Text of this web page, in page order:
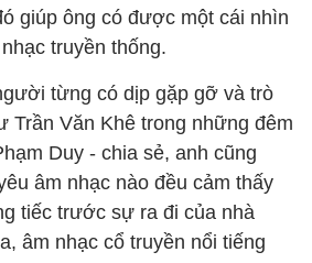
giúp ông có được một cái nhìn
truyền thống.
từng có dịp gặp gỡ và trò
Trần Văn Khê trong những đêm
Duy - chia sẻ, anh cũng
âm nhạc nào đều cảm thấy
tiếc trước sự ra đi của nhà
âm nhạc cổ truyền nổi tiếng